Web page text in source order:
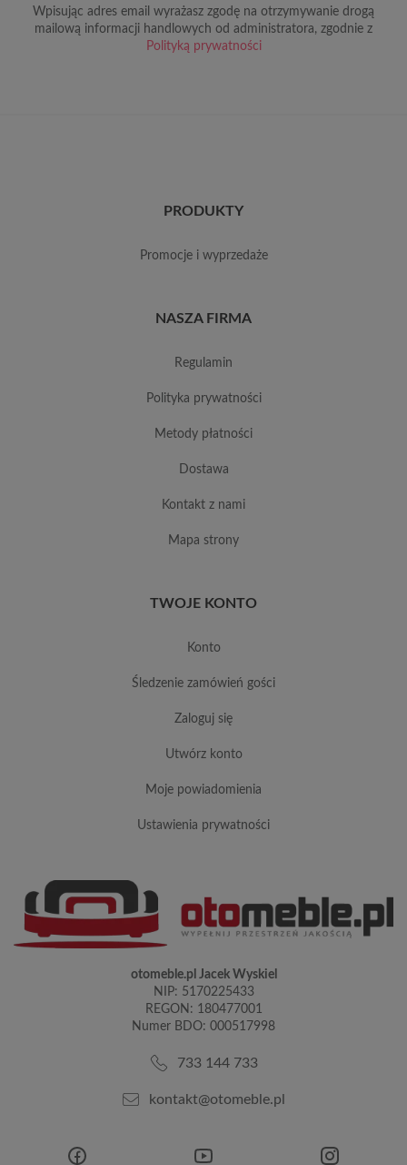
Wpisując adres email wyrażasz zgodę na otrzymywanie drogą
mailową informacji handlowych od administratora, zgodnie z
Polityką prywatności
PRODUKTY
promocje i wyprzedaże
NASZA FIRMA
regulamin
polityka prywatności
metody płatności
dostawa
kontakt z nami
mapa strony
TWOJE KONTO
konto
śledzenie zamówień gości
zaloguj się
utwórz konto
moje powiadomienia
ustawienia prywatności
otomeble.pl Jacek Wyskiel
NIP: 5170225433
REGON: 180477001
Numer BDO: 000517998
733 144 733
kontakt@otomeble.pl